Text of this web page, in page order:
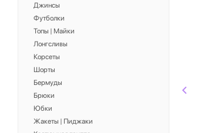
Джинсы
Футболки
Топы | Майки
Лонгсливы
Корсеты
Шорты
Бермуды
Брюки
Юбки
Жакеты | Пиджаки